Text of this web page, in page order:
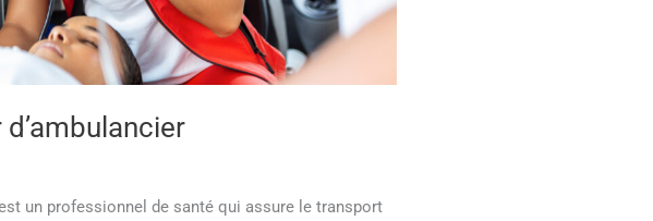
un professionnel de santé qui assure le transport